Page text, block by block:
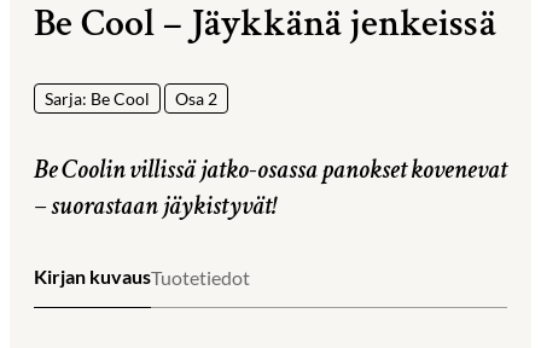
Be Cool – Jäykkänä jenkeissä
Sarja: Be Cool Osa 2
Be Coolin villissä jatko-osassa panokset kovenevat
– suorastaan jäykistyvät!
Kirjan kuvausTuotetiedot